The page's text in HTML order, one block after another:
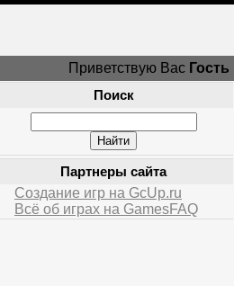
Приветствую Вас Гость
Поиск
Партнеры сайта
Создание игр на GcUp.ru
Всё об играх на GamesFAQ